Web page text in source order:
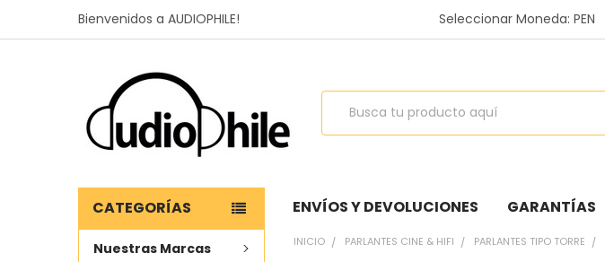
Bienvenidos a AUDIOPHILE! Seleccionar Moneda:PEN
Buscar
ENVÍOS Y DEVOLUCIONES GARANTÍAS
CATEGORÍAS
Nuestras Marcas INICIO PARLANTES CINE & HIFI PARLANTES TIPO TORRE